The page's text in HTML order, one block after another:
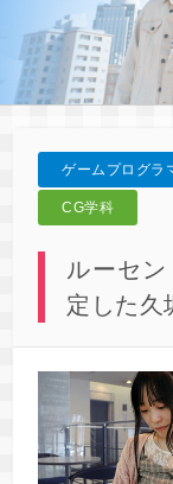
ゲームプログラ
CG学科
ルーセ
定した久